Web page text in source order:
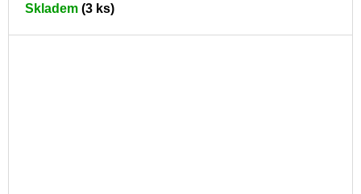
Skladem (3 ks)